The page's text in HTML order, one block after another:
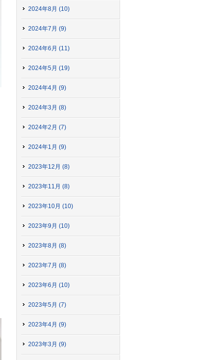
2024年8月 (10)
2024年7月 (9)
2024年6月 (11)
2024年5月 (19)
2024年4月 (9)
2024年3月 (8)
2024年2月 (7)
2024年1月 (9)
2023年12月 (8)
2023年11月 (8)
2023年10月 (10)
2023年9月 (10)
2023年8月 (8)
2023年7月 (8)
2023年6月 (10)
2023年5月 (7)
2023年4月 (9)
2023年3月 (9)